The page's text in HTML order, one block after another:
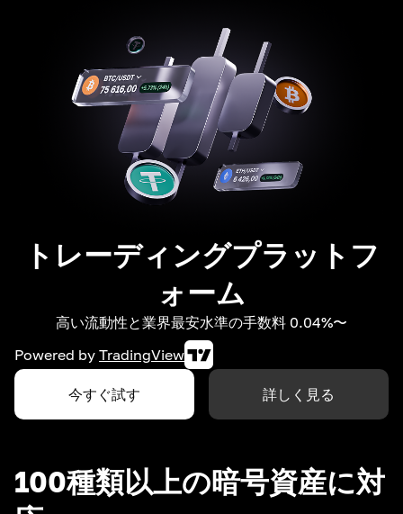
トレーディングプラットフ
ォーム
高い流動性と業界最安水準の手数料 0.04%〜
Powered by TradingView
今すぐ試す 詳しく見る
100種類以上の暗号資産に対